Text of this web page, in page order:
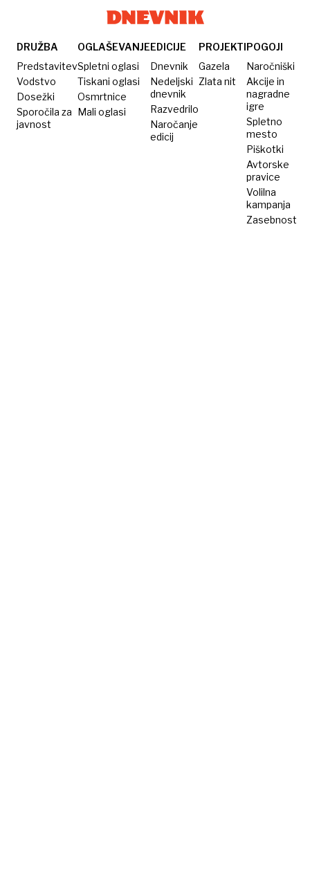
DRUŽBA
Predstavitev
Vodstvo
Dosežki
Sporočila za
javnost
OGLAŠEVANJE
Spletni oglasi
Tiskani oglasi
Osmrtnice
Mali oglasi
EDICIJE
Dnevnik
Nedeljski
dnevnik
Razvedrilo
Naročanje
edicij
PROJEKTI
Gazela
Zlata nit
POGOJI
Naročniški
Akcije in
nagradne
igre
Spletno
mesto
Piškotki
Avtorske
pravice
Volilna
kampanja
Zasebnost